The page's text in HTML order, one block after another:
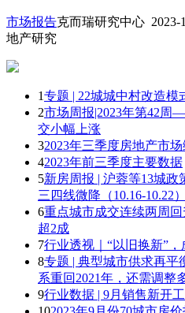
市场报告克而瑞研究中心 2023-
地产研究
1专题 | 22城城中村改造
2市场周报|2023年第42
交小幅上涨
32023年三季度房地产市
42023年前三季度主要数据
5新房周报 | 沪蓉等13城
三四线微降（10.16-10.22）
6重点城市成交连续两周
超2成
7行业透视｜“以旧换新”，
8专题 | 典型城市供求再
系重回2021年，还需调整
9行业数据 | 9月销售新开